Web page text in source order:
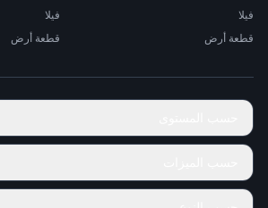
فيلا
قطعة أرض
فيلا
قطعة أرض